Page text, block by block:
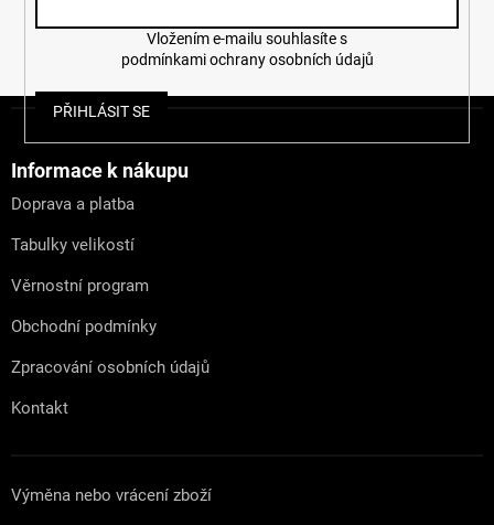
podmínkami ochrany osobních údajů
PŘIHLÁSIT SE
Informace k nákupu
Doprava a platba
Tabulky velikostí
Věrnostní program
Obchodní podmínky
Zpracování osobních údajů
Kontakt
Výměna nebo vrácení zboží